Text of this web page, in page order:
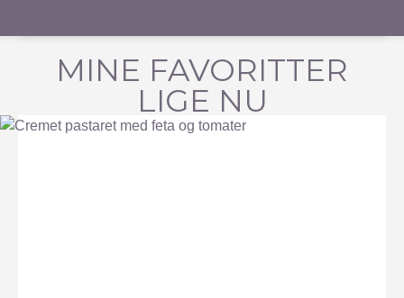
MINE FAVORITTER
LIGE NU